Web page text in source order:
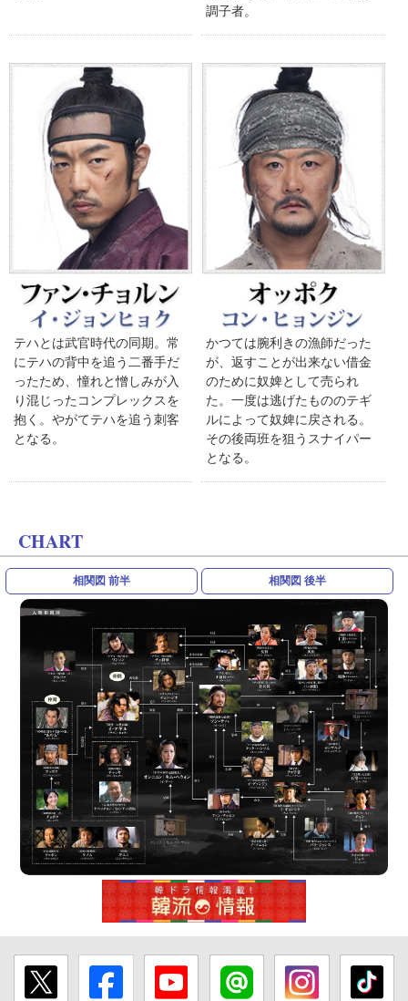
調子者。
テハとは武官時代の同期。常
にテハの背中を追う二番手だ
ったため、憧れと憎しみが入
り混じったコンプレックスを
抱く。やがてテハを追う刺客
となる。
かつては腕利きの漁師だった
が、返すことが出来ない借金
のために奴婢として売られ
た。一度は逃げたもののテギ
ルによって奴婢に戻される。
その後両班を狙うスナイパー
となる。
CHART
相関図 前半 相関図 後半